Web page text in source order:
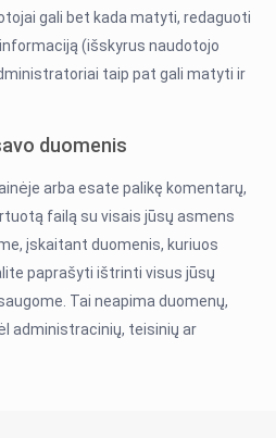
gali bet kada matyti, redaguoti
(išskyrus naudotojo
taip pat gali matyti ir
duomenis
arba esate palikę komentarų,
failą su visais jūsų asmens
įskaitant duomenis, kuriuos
paprašyti ištrinti visus jūsų
Tai neapima duomenų,
administracinių, teisinių ar